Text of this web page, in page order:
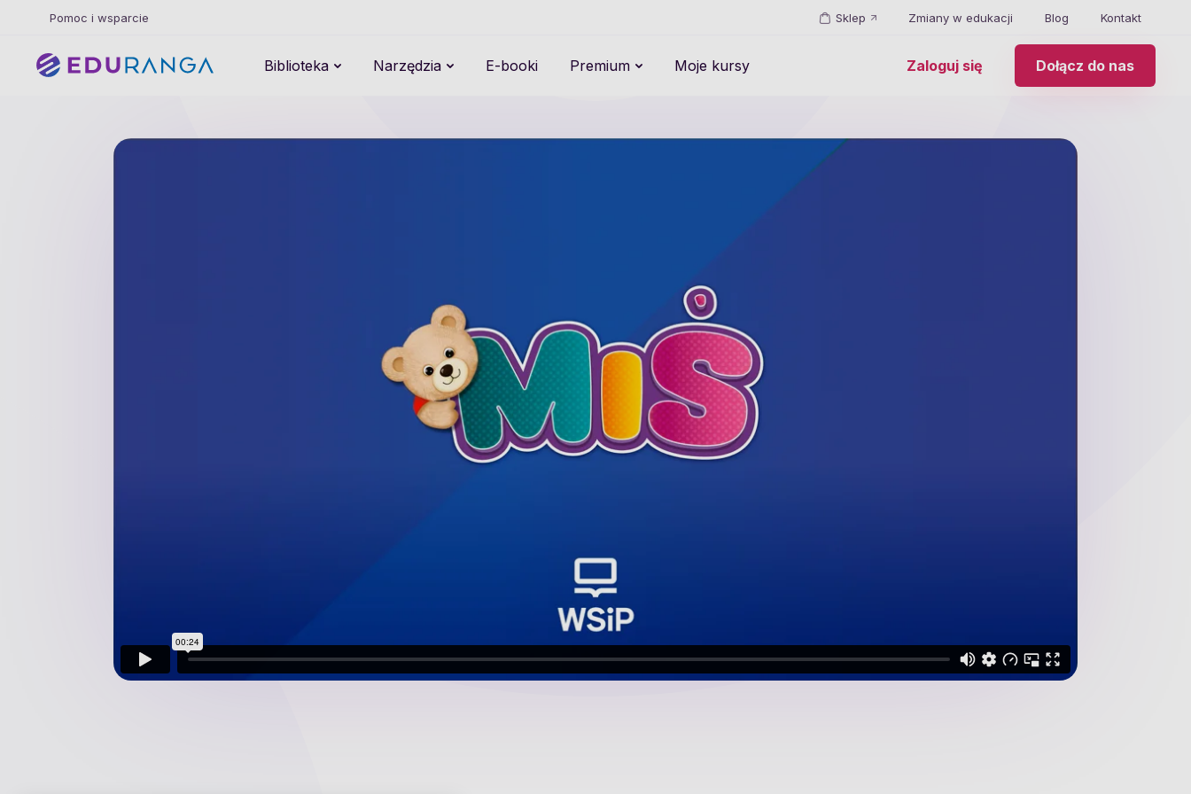
Pomoc i wsparcie Sklep Zmiany w edukacji Blog Kontakt
Biblioteka Narzędzia E-booki Premium Moje kursy Zaloguj się Dołącz do nas